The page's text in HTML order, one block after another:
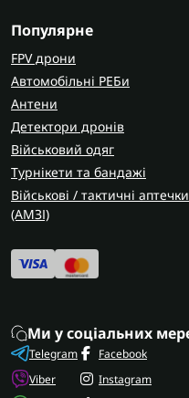
Популярне
FPV дрони
Автомобільні РЕБи
Антени
Детектори дронів
Військовий одяг
Турнікети та бандажі
Військові / тактичні аптечки
(AMЗІ)
Ми у соціальних
Telegram
Viber
Facebook
Instagram